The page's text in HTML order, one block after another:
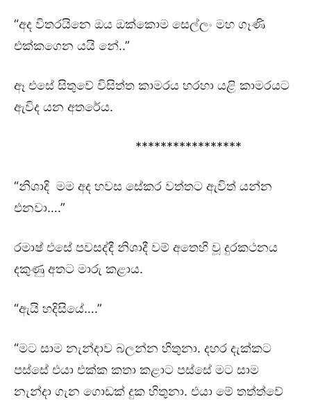
“අද විතරයිනෙ ඔය ඔක්කොම සෙල්ලං මහ ගෑණි
එක්කගෙන යයි නේ..”
ඈ එසේ සිතුවේ විසිත්ත කාමරය හරහා යළි කාමරයට
ඇවිද යන අතරේය.
*****************
“නිශාදි මම අද හවස සේකර වත්තට ඇවිත් යන්න
එනවා….”
රමාෂ් එසේ පවසද්දී නිශාදී වම් අතෙහි වූ දුරකථනය
දකුණු අතට මාරු කළාය.
“ඇයි හදිසියේ….”
“මට සාම නැන්දාව බලන්න හිතුනා. දහර දැක්කට
පස්සේ එයා එක්ක කතා කළාට පස්සේ මට සාම
නැන්දා ගැන ගොඩක් දුක හිතුනා. එයා මේ තත්ත්වේ